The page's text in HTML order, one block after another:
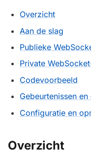
Overzicht
Aan de slag
Publieke
Private
Codevoorbeeld
Gebeurtenissen
Configuratie en
Overzicht